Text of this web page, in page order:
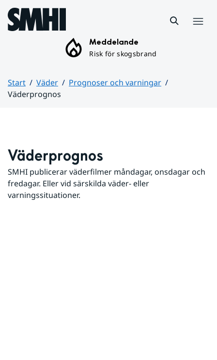
Hoppa till sidans innehåll
Meddelande
Risk för skogsbrand
Start Väder
Prognoser och varningar
Väderprognos
Väderprognos
SMHI publicerar väderfilmer måndagar, onsdagar och
fredagar. Eller vid särskilda väder- eller
varningssituationer.